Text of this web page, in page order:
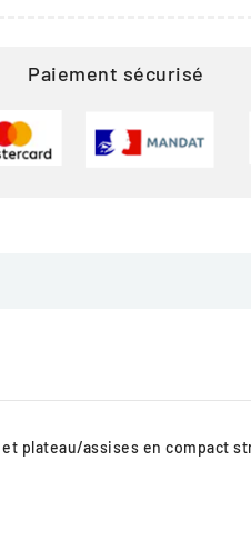
Paiement sécurisé
plateau/assises en compact